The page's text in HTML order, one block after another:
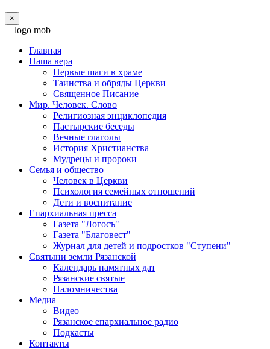
×
Главная
Наша вера
Первые шаги в храме
Таинства и обряды Церкви
Священное Писание
Мир. Человек. Слово
Религиозная энциклопедия
Пастырские беседы
Вечные глаголы
История Христианства
Мудрецы и пророки
Семья и общество
Человек в Церкви
Психология семейных отношений
Дети и воспитание
Епархиальная пресса
Газета "Логосъ"
Газета "Благовест"
Журнал для детей и подростков "Ступени"
Святыни земли Рязанской
Календарь памятных дат
Рязанские святые
Паломничества
Медиа
Видео
Рязанское епархиальное радио
Подкасты
Контакты